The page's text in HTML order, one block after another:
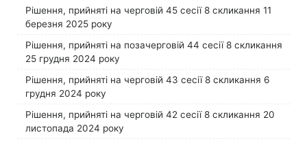
Рішення, прийняті на черговій 45 сесії 8 скликання 11
березня 2025 року
Рішення, прийняті на позачерговій 44 сесії 8 скликання
25 грудня 2024 року
Рішення, прийняті на черговій 43 сесії 8 скликання 6
грудня 2024 року
Рішення, прийняті на черговій 42 сесії 8 скликання 20
листопада 2024 року